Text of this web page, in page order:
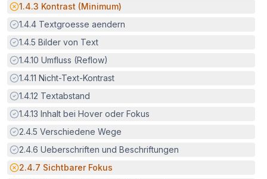
Potenzielle Barriere:
1.4.3 Kontrast (Minimum)
Erfüllt:
1.4.4 Textgroesse aendern
Erfüllt:
1.4.5 Bilder von Text
Erfüllt:
1.4.10 Umfluss (Reflow)
Erfüllt:
1.4.11 Nicht-Text-Kontrast
Erfüllt:
1.4.12 Textabstand
Erfüllt:
1.4.13 Inhalt bei Hover oder Fokus
Erfüllt:
2.4.5 Verschiedene Wege
Erfüllt:
2.4.6 Ueberschriften und Beschriftungen
Potenzielle Barriere:
2.4.7 Sichtbarer Fokus